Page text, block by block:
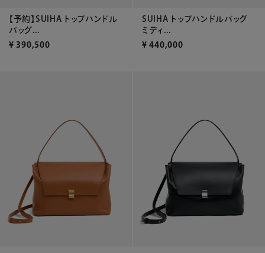
【予約】SUIHA トップハンドル
バッグ...
¥ 390,500
SUIHA トップハンドルバッグ
ミディ...
¥ 440,000